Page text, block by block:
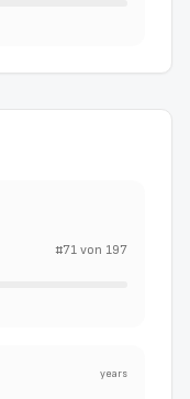
#71 von 197
years